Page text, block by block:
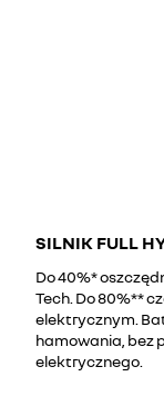
SILNIK FULL
Do 40%*
Tech. Do 80%**
elektrycznym.
hamowania, bez
elektrycznego.